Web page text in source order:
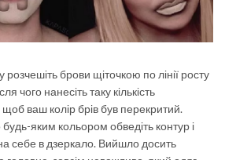
розчешіть брови щіточкою по лінії росту
чого нанесіть таку кількість
ваш колір брів був перекритий.
яким кольором обведіть контур і
себе в дзеркало. Вийшло досить